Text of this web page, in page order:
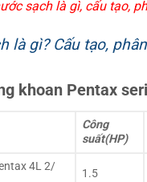
sạch là gì, cấu tạo,
là gì? Cấu tạo,
khoan Pentax
Công
suất(HP)
4L 2/
1.5